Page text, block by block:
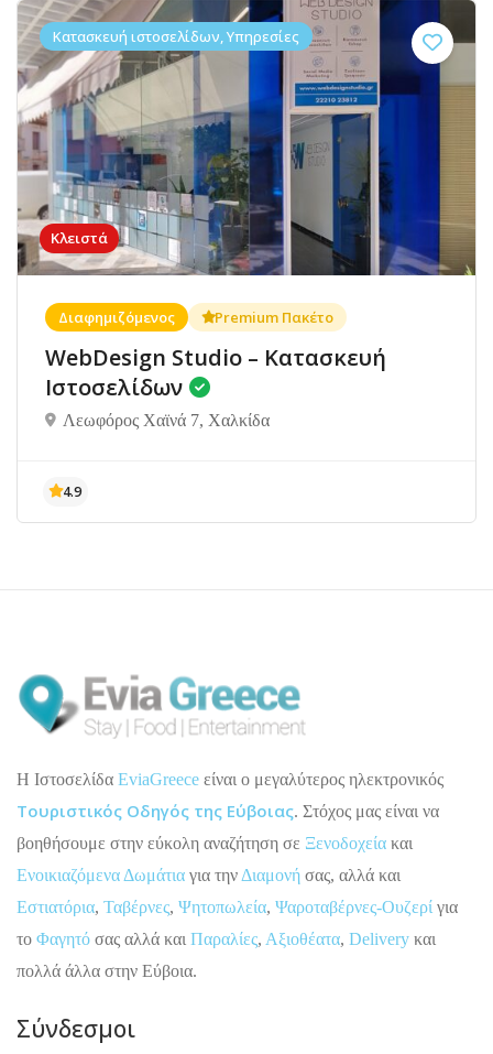
Κλειστά
Κατασκευή ιστοσελίδων, Υπηρεσίες
Διαφημιζόμενος Premium Πακέτο
WebDesign Studio – Κατασκευή
Ιστοσελίδων
Λεωφόρος Χαϊνά 7, Χαλκίδα
H Ιστοσελίδα EviaGreece είναι ο μεγαλύτερος ηλεκτρονικός
Τουριστικός Οδηγός της Εύβοιας. Στόχος μας είναι να
βοηθήσουμε στην εύκολη αναζήτηση σε Ξενοδοχεία και
Ενοικιαζόμενα Δωμάτια για την Διαμονή σας, αλλά και
Εστιατόρια, Ταβέρνες, Ψητοπωλεία, Ψαροταβέρνες-Ουζερί για
το Φαγητό σας αλλά και Παραλίες, Αξιοθέατα, Delivery και
πολλά άλλα στην Εύβοια.
Σύνδεσμοι